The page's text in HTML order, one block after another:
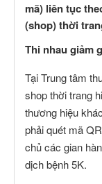
mã) liên tục
(shop) thời
Thi nhau giảm
Tại Trung tâm
shop thời trang
thương hiệu
phải quét mã
chủ các gian
dịch bệnh 5K.